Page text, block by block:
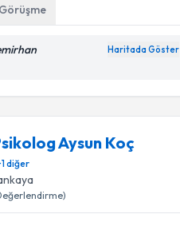
Haritada Göster
Aysun Koç
1diğer